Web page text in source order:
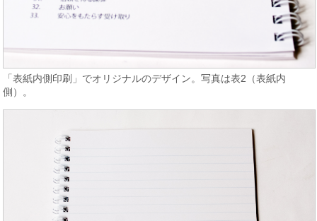
「表紙内側印刷」でオリジナルのデザイン。写真は表2（表紙内
側）。